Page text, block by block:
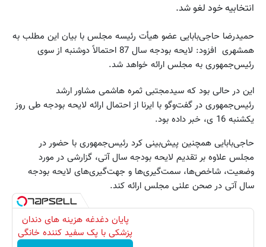
انتخابیه خود لغو شد.
حمیدرضا حاجی‌بابایی عضو هیأت رئیسه مجلس با بیان این مطلب به
همشهری افزود: لایحه بودجه سال 87 احتمالاً دوشنبه از سوی
رئیس‌جمهوری به مجلس ارائه خواهد شد.
این در حالی بود که سیدمجتبی ثمره هاشمی مشاور ارشد
رئیس‌جمهوری در گفت‌وگو با ایرنا از احتمال ارائه لایحه بودجه طی روز
یکشنبه 16 ی، خبر داده بود.
حاجی‌بابایی همچنین پیش‌بینی کرد رئیس‌جمهوری با حضور در
مجلس علاوه بر تقدیم لایحه بودجه سال آتی، گزارشی در مورد
وضعیت، شاخص‌ها، سمت‌گیری‌ها و جهت‌گیری‌های لایحه بودجه
سال آتی در صحن علنی مجلس ارائه ‌کند.
پایان دغدغه هزینه های دندان
پزشکی با پک سفید کننده خانگی